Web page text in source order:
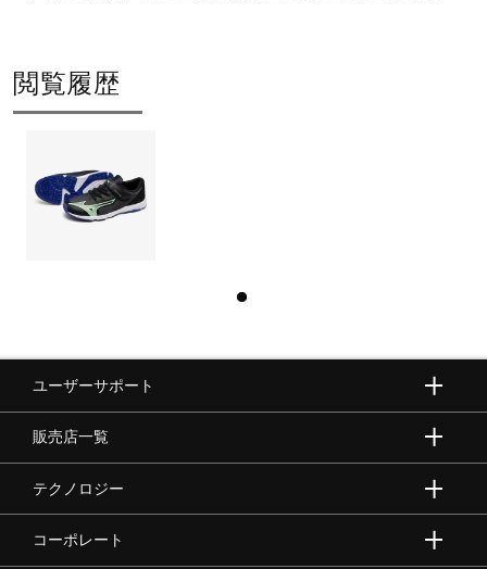
閲覧履歴
ユーザーサポート
販売店一覧
テクノロジー
コーポレート